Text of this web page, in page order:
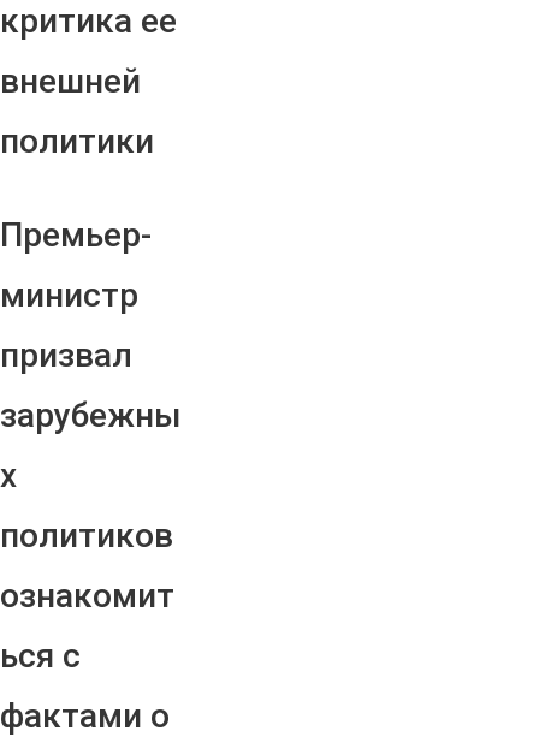
критика ее
внешней
политики
Премьер-
министр
призвал
зарубежны
х
политиков
ознакомит
ься с
фактами о